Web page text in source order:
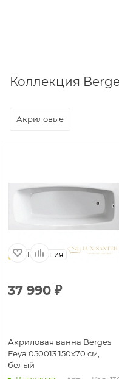
Коллекция
Акриловые
Германия
37 990 ₽
Акриловая ванна Berges
Feya 050013 150х70 см,
белый